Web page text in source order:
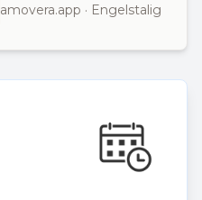
amovera.app · Engelstalig